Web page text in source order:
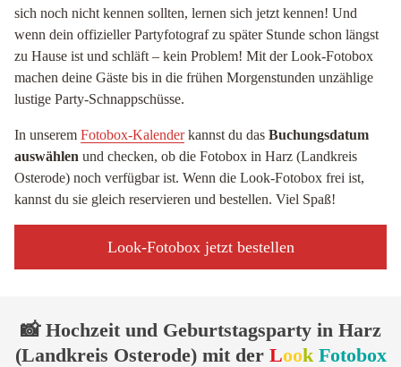
sich noch nicht kennen sollten, lernen sich jetzt kennen! Und
wenn dein offizieller Partyfotograf zu später Stunde schon längst
zu Hause ist und schläft – kein Problem! Mit der Look-Fotobox
machen deine Gäste bis in die frühen Morgenstunden unzählige
lustige Party-Schnappschüsse.
In unserem Fotobox-Kalenderkannst du das Buchungsdatum
auswählen und checken, ob die Fotobox in Harz (Landkreis
Osterode) noch verfügbar ist. Wenn die Look-Fotobox frei ist,
kannst du sie gleich reservieren und bestellen. Viel Spaß!
Look-Fotobox jetzt bestellen
📸 Hochzeit und Geburtstagsparty in Harz
(Landkreis Osterode) mit der Look Fotobox